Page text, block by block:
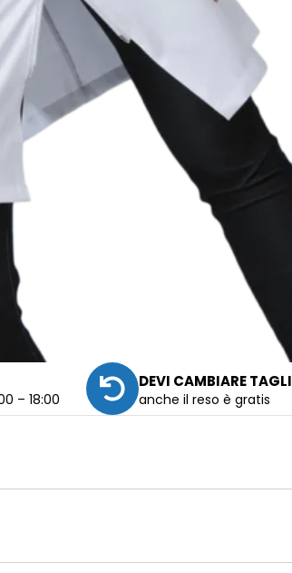
– 18:00
DEVI CAMBIARE
anche il reso è gratis